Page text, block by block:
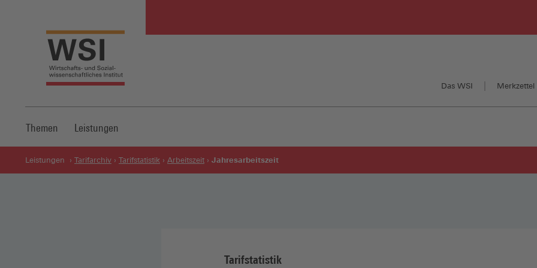
Das WSI Merkzettel
Themen Leistungen
Leistungen Tarifarchiv Tarifstatistik Arbeitszeit Jahresarbeitszeit
Tarifstatistik